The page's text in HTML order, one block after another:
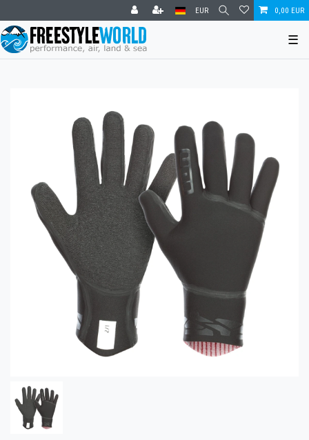
EUR 0,00 EUR
☰